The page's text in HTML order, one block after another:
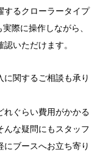
するクローラータイプ
際に操作しながら、
いただけます。
関するご相談も承り
れぐらい費用がかかる
んな疑問にもスタッフ
ブースへお立ち寄り